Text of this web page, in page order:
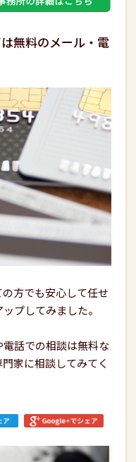
無料のメール・電
方でも安心して任せ
プしてみました。
話での相談は無料な
家に相談してみてく